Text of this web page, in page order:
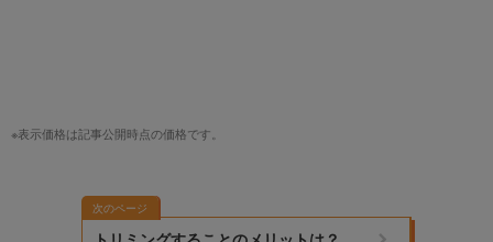
※表示価格は記事公開時点の価格です。
次のページ